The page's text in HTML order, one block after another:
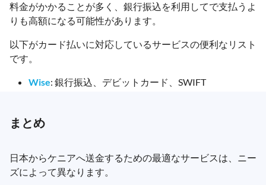
料金がかかることが多く、銀行振込を利用してで支払うよ
りも高額になる可能性があります。
以下がカード払いに対応しているサービスの便利なリスト
です。
Wise: 銀行振込、デビットカード、SWIFT
まとめ
日本からケニアへ送金するための最適なサービスは、ニー
ズによって異なります。